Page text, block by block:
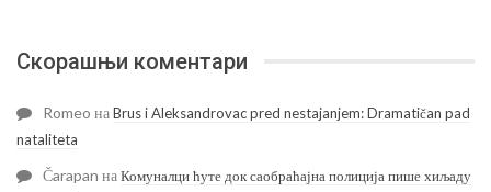
Скорашњи коментари
Romeo наBrus i Aleksandrovac pred nestajanjem: Dramatičan pad
nataliteta
Čarapan наКомуналци ћуте док саобраћајна полиција пише хиљаду